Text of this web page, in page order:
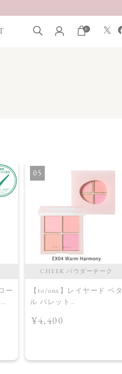
0
ー
5
CHEEK パウダーチーク
【to/one】レイヤード ペタ
ル パレット
AW Collection＞EX04
¥4,400